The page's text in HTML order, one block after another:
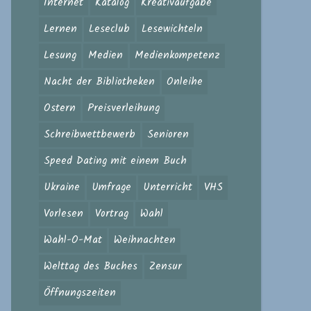
Lernen
Leseclub
Lesewichteln
Lesung
Medien
Medienkompetenz
Nacht der Bibliotheken
Onleihe
Ostern
Preisverleihung
Schreibwettbewerb
Senioren
Speed Dating mit einem Buch
Ukraine
Umfrage Unterricht
VHS
Vorlesen
Vortrag
Wahl
Wahl-O-Mat
Weihnachten
Welttag des Buches
Zensur
Öffnungszeiten